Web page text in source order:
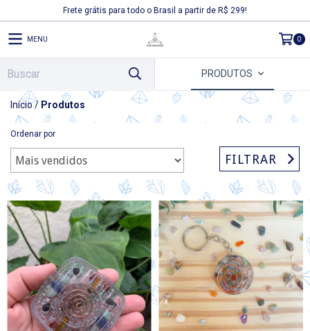
Frete grátis para todo o Brasil a partir de R$ 299!
MENU 0
PRODUTOS
Início/ Produtos
Ordenar por
FILTRAR